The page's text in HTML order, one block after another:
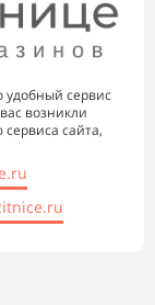
удобный сервис
возникли
сайта,